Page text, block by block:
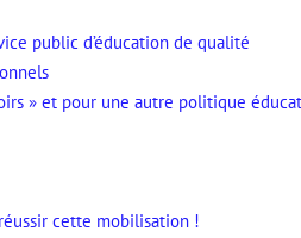
public d’éducation de qualité
» et pour une autre politique
cette mobilisation !